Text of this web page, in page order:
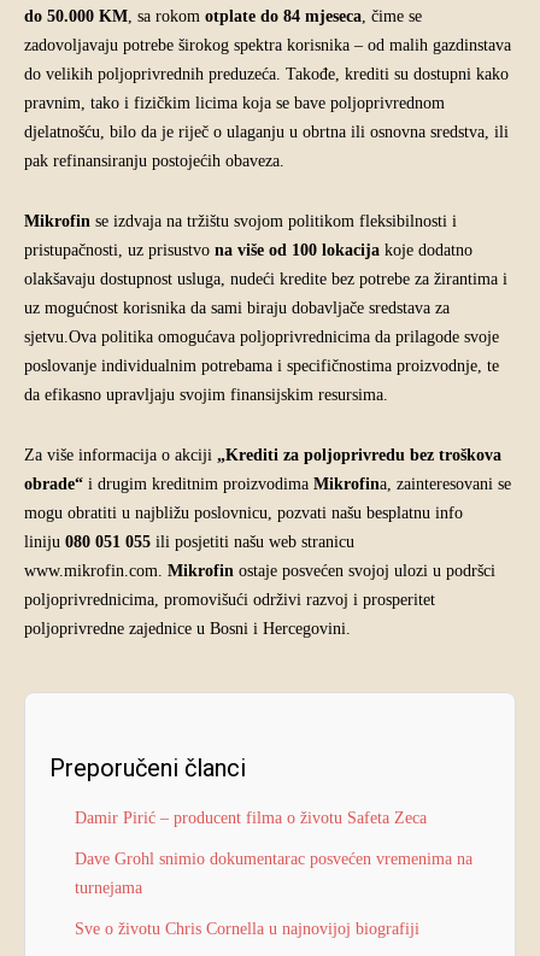
do 50.000 KM , sa rokom otplate do 84 mjeseca , čime se
zadovoljavaju potrebe širokog spektra korisnika – od malih gazdinstava
do velikih poljoprivrednih preduzeća. Takođe, krediti su dostupni kako
pravnim, tako i fizičkim licima koja se bave poljoprivrednom
djelatnošću, bilo da je riječ o ulaganju u obrtna ili osnovna sredstva, ili
pak refinansiranju postojećih obaveza.
Mikrofin se izdvaja na tržištu svojom politikom fleksibilnosti i
pristupačnosti, uz prisustvo na više od 100 lokacija koje dodatno
olakšavaju dostupnost usluga, nudeći kredite bez potrebe za žirantima i
uz mogućnost korisnika da sami biraju dobavljače sredstava za
sjetvu.Ova politika omogućava poljoprivrednicima da prilagode svoje
poslovanje individualnim potrebama i specifičnostima proizvodnje, te
da efikasno upravljaju svojim finansijskim resursima.
Za više informacija o akciji „Krediti za poljoprivredu bez troškova
obrade“ i drugim kreditnim proizvodima Mikrofina, zainteresovani se
mogu obratiti u najbližu poslovnicu, pozvati našu besplatnu info
liniju 080 051 055 ili posjetiti našu web stranicu
www.mikrofin.com. Mikrofin ostaje posvećen svojoj ulozi u podršci
poljoprivrednicima, promovišući održivi razvoj i prosperitet
poljoprivredne zajednice u Bosni i Hercegovini.
Preporučeni članci
Damir Pirić – producent filma o životu Safeta Zeca
Dave Grohl snimio dokumentarac posvećen vremenima na
turnejama
Sve o životu Chris Cornella u najnovijoj biografiji